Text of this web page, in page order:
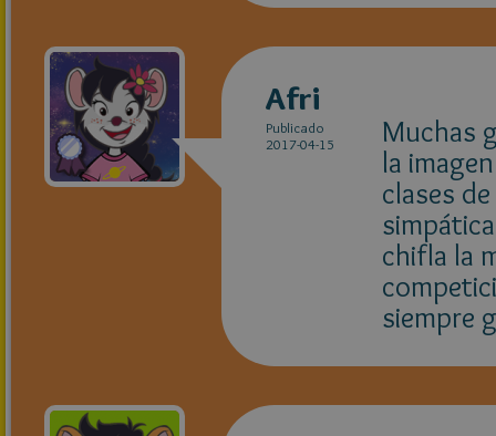
Afri
Publicado
2017-04-15
Muchas
la
clases
chifla la
siempre